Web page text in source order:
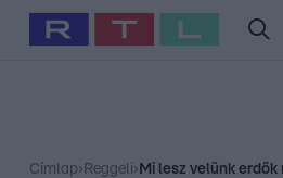
Babits Marcella Szellő István
Címlap› Reggeli› Mi lesz velünk